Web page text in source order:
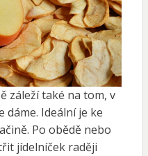
záleží také na tom, v
dáme. Ideální je ke
Po obědě nebo
jídelníček raději